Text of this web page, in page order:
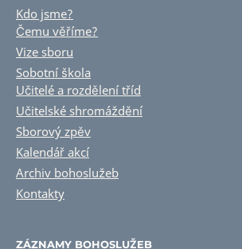
Kdo jsme?
Čemu věříme?
Vize sboru
Sobotní škola
Učitelé a rozdělení tříd
Učitelské shromáždění
Sborový zpěv
Kalendář akcí
Archiv bohoslužeb
Kontakty
ZÁZNAMY BOHOSLUŽEB